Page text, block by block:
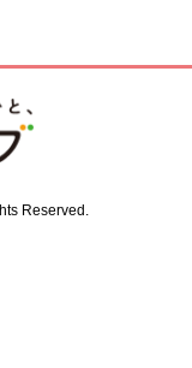
Reserved.